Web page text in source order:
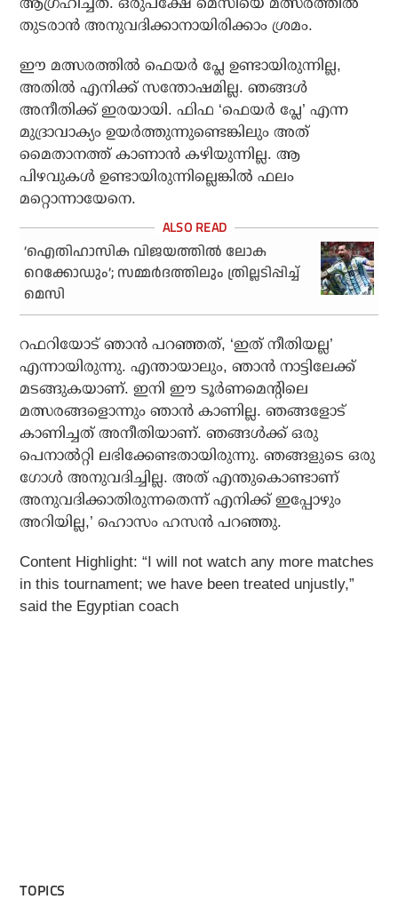
തുടരാന്‍ അനുവദിക്കാനായിരിക്കാം ശ്രമം.
ഈ മത്സരത്തില്‍ ഫെയര്‍ പ്ലേ ഉണ്ടായിരുന്നില്ല,
അതില്‍ എനിക്ക് സന്തോഷമില്ല. ഞങ്ങള്‍
അനീതിക്ക് ഇരയായി. ഫിഫ ‘ഫെയര്‍ പ്ലേ’ എന്ന
മുദ്രാവാക്യം ഉയര്‍ത്തുന്നുണ്ടെങ്കിലും അത്
മൈതാനത്ത് കാണാന്‍ കഴിയുന്നില്ല. ആ
പിഴവുകള്‍ ഉണ്ടായിരുന്നില്ലെങ്കില്‍ ഫലം
മറ്റൊന്നായേനെ.
‘ഐതിഹാസിക വിജയത്തില്‍ ലോക
റെക്കോഡും’; സമ്മര്‍ദത്തിലും ത്രില്ലടിപ്പിച്ച്
മെസി
റഫറിയോട് ഞാന്‍ പറഞ്ഞത്, ‘ഇത് നീതിയല്ല’
എന്നായിരുന്നു. എന്തായാലും, ഞാന്‍ നാട്ടിലേക്ക്
മടങ്ങുകയാണ്. ഇനി ഈ ടൂര്‍ണമെന്റിലെ
മത്സരങ്ങളൊന്നും ഞാന്‍ കാണില്ല. ഞങ്ങളോട്
കാണിച്ചത് അനീതിയാണ്. ഞങ്ങള്‍ക്ക് ഒരു
പെനാല്‍റ്റി ലഭിക്കേണ്ടതായിരുന്നു. ഞങ്ങളുടെ ഒരു
ഗോള്‍ അനുവദിച്ചില്ല. അത് എന്തുകൊണ്ടാണ്
അനുവദിക്കാതിരുന്നതെന്ന് എനിക്ക് ഇപ്പോഴും
അറിയില്ല,’ ഹൊസം ഹസന്‍ പറഞ്ഞു.
Content Highlight: “I will not watch any more matches
in this tournament; we have been treated unjustly,”
said the Egyptian coach
TOPICS